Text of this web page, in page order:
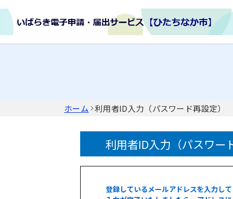
ホーム 利用者ID入力（パスワード再設定）
利用者ID入力（パスワー
登録しているメールアドレスを入力して